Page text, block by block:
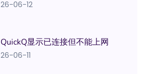
26-06-12
QuickQ显示已连接但不能上网
26-06-11